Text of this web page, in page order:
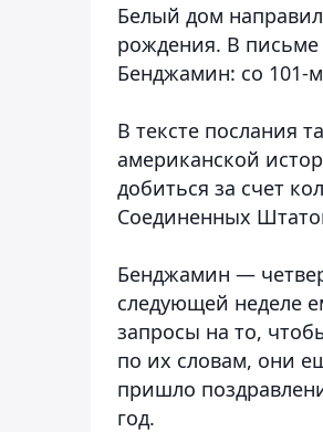
Белый дом
рождения. В
Бенджамин: со 101-
В тексте послания
американской
добиться за счет
Соединенных
Бенджамин —
следующей неделе
запросы на то,
по их словам, они
пришло
год.